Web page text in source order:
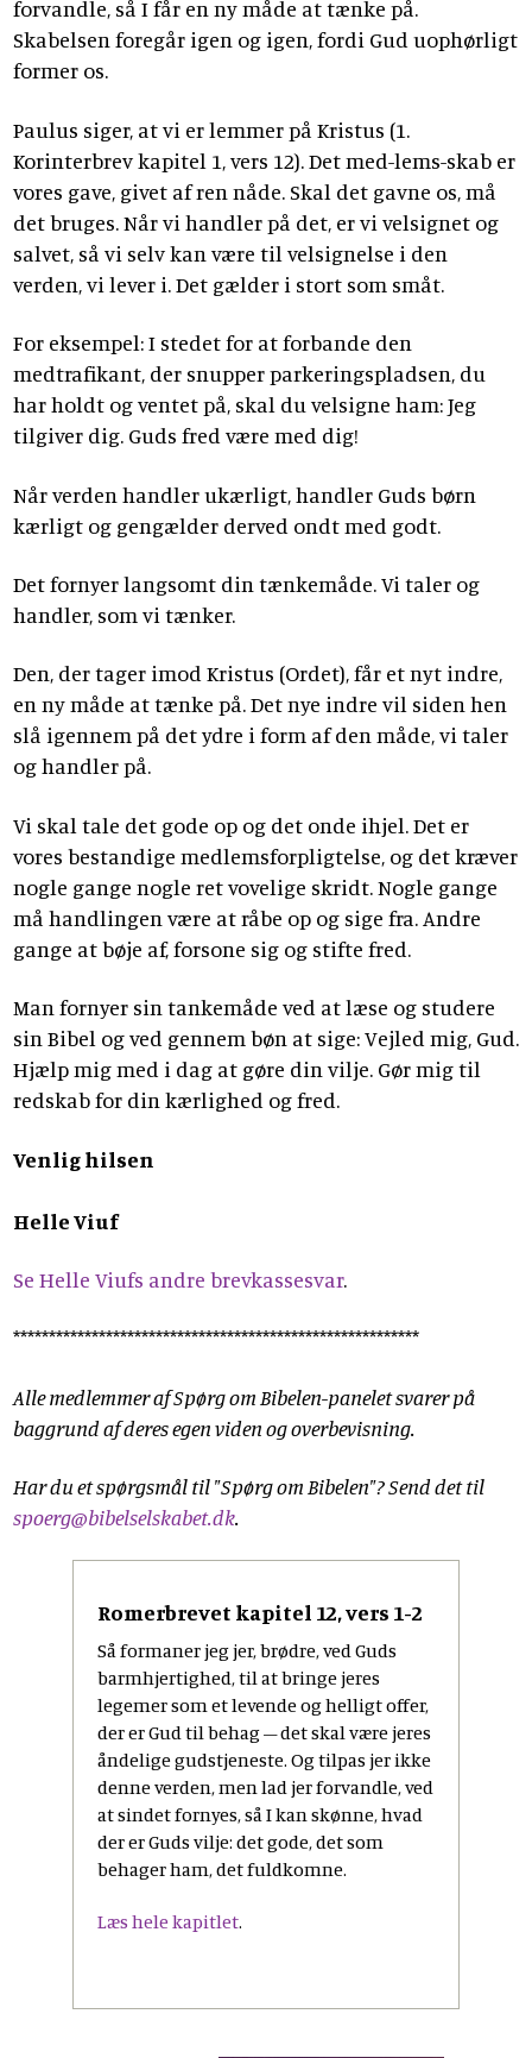
forvandle, så I får en ny måde at tænke på.
Skabelsen foregår igen og igen, fordi Gud uophørligt
former os.
Paulus siger, at vi er lemmer på Kristus (1.
Korinterbrev kapitel 1, vers 12). Det med-lems-skab er
vores gave, givet af ren nåde. Skal det gavne os, må
det bruges. Når vi handler på det, er vi velsignet og
salvet, så vi selv kan være til velsignelse i den
verden, vi lever i. Det gælder i stort som småt.
For eksempel: I stedet for at forbande den
medtrafikant, der snupper parkeringspladsen, du
har holdt og ventet på, skal du velsigne ham: Jeg
tilgiver dig. Guds fred være med dig!
Når verden handler ukærligt, handler Guds børn
kærligt og gengælder derved ondt med godt.
Det fornyer langsomt din tænkemåde. Vi taler og
handler, som vi tænker.
Den, der tager imod Kristus (Ordet), får et nyt indre,
en ny måde at tænke på. Det nye indre vil siden hen
slå igennem på det ydre i form af den måde, vi taler
og handler på.
Vi skal tale det gode op og det onde ihjel. Det er
vores bestandige medlemsforpligtelse, og det kræver
nogle gange nogle ret vovelige skridt. Nogle gange
må handlingen være at råbe op og sige fra. Andre
gange at bøje af, forsone sig og stifte fred.
Man fornyer sin tankemåde ved at læse og studere
sin Bibel og ved gennem bøn at sige: Vejled mig, Gud.
Hjælp mig med i dag at gøre din vilje. Gør mig til
redskab for din kærlighed og fred.
Venlig hilsen
Helle Viuf
Se Helle Viufs andre brevkassesvar.
*********************************************************
Alle medlemmer af Spørg om Bibelen-panelet svarer på
baggrund af deres egen viden og overbevisning.
Har du et spørgsmål til "Spørg om Bibelen"? Send det til
spoerg@bibelselskabet.dk.
Romerbrevet kapitel 12, vers 1-2
Så formaner jeg jer, brødre, ved Guds
barmhjertighed, til at bringe jeres
legemer som et levende og helligt offer,
der er Gud til behag – det skal være jeres
åndelige gudstjeneste. Og tilpas jer ikke
denne verden, men lad jer forvandle, ved
at sindet fornyes, så I kan skønne, hvad
der er Guds vilje: det gode, det som
behager ham, det fuldkomne.
Læs hele kapitlet.